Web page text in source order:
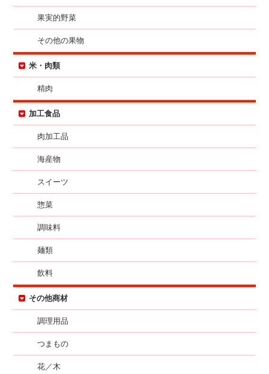
果実的野菜
その他の果物
米・肉類
精肉
加工食品
肉加工品
海産物
スイーツ
惣菜
調味料
麺類
飲料
その他商材
調理用品
つまもの
花／木